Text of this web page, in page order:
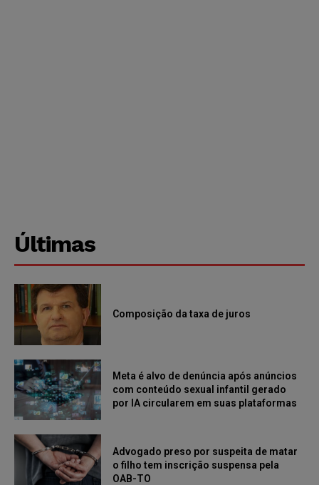
Últimas
Composição da taxa de juros
Meta é alvo de denúncia após anúncios
com conteúdo sexual infantil gerado
por IA circularem em suas plataformas
Advogado preso por suspeita de matar
o filho tem inscrição suspensa pela
OAB-TO